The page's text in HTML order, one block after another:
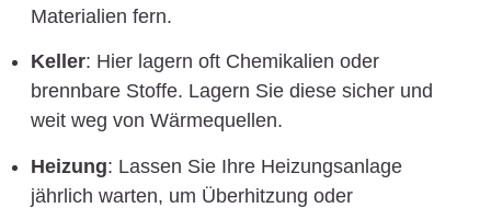
Materialien fern.
Keller: Hier lagern oft Chemikalien oder
brennbare Stoffe. Lagern Sie diese sicher und
weit weg von Wärmequellen.
Heizung: Lassen Sie Ihre Heizungsanlage
jährlich warten, um Überhitzung oder